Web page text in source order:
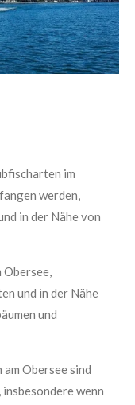
im
werden,
in der Nähe von
Obersee,
und in der Nähe
und
Obersee sind
wenn